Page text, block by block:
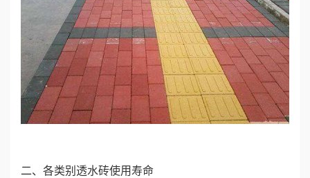
二、各类别透水砖使用寿命